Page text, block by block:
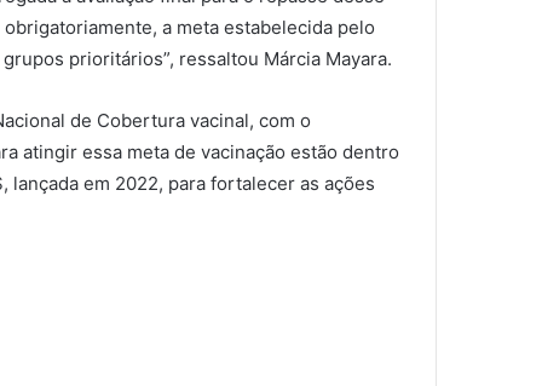
a meta estabelecida pelo
prioritários”, ressaltou Márcia Mayara.
de Cobertura vacinal, com o
atingir essa meta de vacinação estão dentro
lançada em 2022, para fortalecer as ações